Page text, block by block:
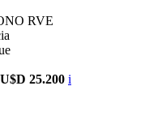
RVE
25.200 i